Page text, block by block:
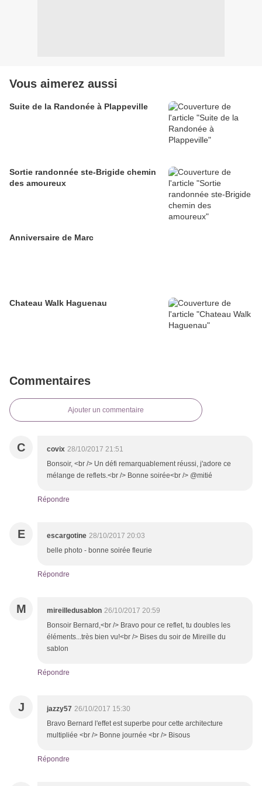
Vous aimerez aussi
Suite de la Randonée à Plappeville
Sortie randonnée ste-Brigide chemin
des amoureux
Anniversaire de Marc
Chateau Walk Haguenau
Commentaires
Ajouter un commentaire
C covix 28/10/2017 21:51
Bonsoir, <br /> Un défi remarquablement réussi, j'adore ce
mélange de reflets.<br /> Bonne soirée<br /> @mitié
Répondre
E escargotine 28/10/2017 20:03
belle photo - bonne soirée fleurie
Répondre
M mireilledusablon 26/10/2017 20:59
Bonsoir Bernard,<br /> Bravo pour ce reflet, tu doubles les
éléments...très bien vu!<br /> Bises du soir de Mireille du
sablon
Répondre
J jazzy57 26/10/2017 15:30
Bravo Bernard l'effet est superbe pour cette architecture
multipliée <br /> Bonne journée <br /> Bisous
Répondre